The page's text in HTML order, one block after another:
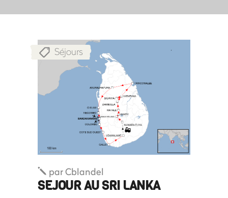
Séjours
parCblandel
SEJOUR AU SRI LANKA